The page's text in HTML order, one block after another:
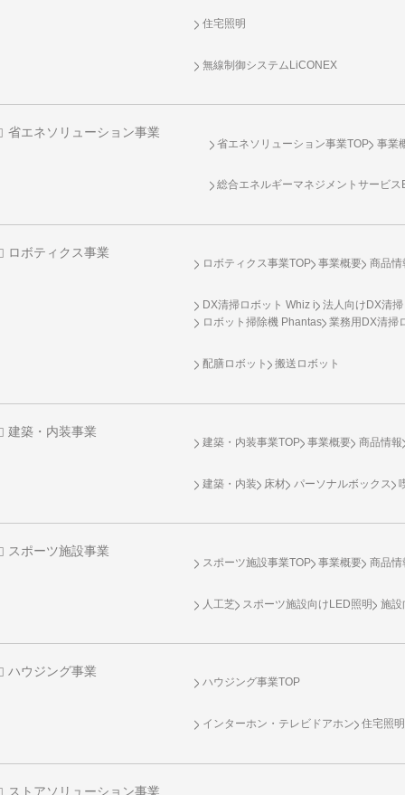
住宅照明
無線制御システムLiCONEX
省エネソリューション事業
省エネソリューション事業TOP 事業
総合エネルギーマネジメントサービ
ロボティクス事業
ロボティクス事業TOP 事業概要 商品情
DX清掃ロボット Whiz i
法人向けDX清
ロボット掃除機 Phantas
業務用DX清掃
配膳ロボット 搬送ロボット
建築・内装事業
建築・内装事業TOP 事業概要 商品情報
建築・内装 床材 パーソナルボックス
スポーツ施設事業
スポーツ施設事業TOP 事業概要 商品情
人工芝 スポーツ施設向けLED照明 施設
ハウジング事業
ハウジング事業TOP
インターホン・テレビドアホン 住宅照明
ストアソリューション事業